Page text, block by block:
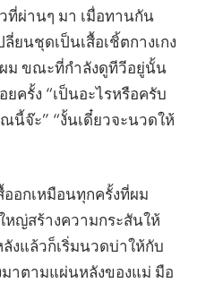
ที่ผ่านๆ มา เมื่อทานกัน
ยนชุดเป็นเสื้อเชิ้ตกางเกง
ม ขณะที่กำลังดูทีวีอยู่นั้น
ครั้ง “เป็นอะไรหรือครับ
นี้จ๊ะ” “งั้นเดี๋ยวจะนวดให้
อกเหมือนทุกครั้งที่ผม
ญ่สร้างความกระสันให้
งแล้วก็เริ่มนวดบ่าให้กับ
าตามแผ่นหลังของแม่ มือ